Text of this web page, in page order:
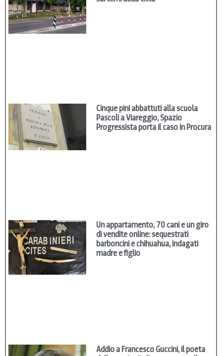
Cinque pini abbattuti alla scuola
Pascoli a Viareggio, Spazio
Progressista porta il caso in Procura
Un appartamento, 70 cani e un giro
di vendite online: sequestrati
barboncini e chihuahua, indagati
madre e figlio
Addio a Francesco Guccini, il poeta